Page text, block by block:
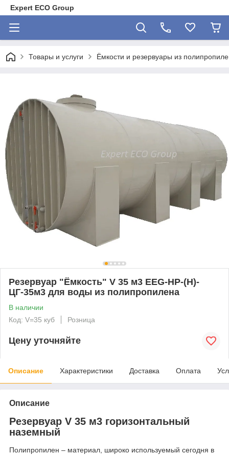
Expert ECO Group
Товары и услуги Ёмкости и резервуары из
Резервуар "Ёмкость" V 35 м3 EEG-НР-(Н)-
ЦГ-35м3 для воды из полипропилена
В наличии
Код: V=35 куб
Розница
Цену уточняйте
Описание Характеристики Доставка Оплата
Описание
Резервуар V 35 м3 горизонтальный
наземный
Полипропилен – материал, широко используемый сегодня в